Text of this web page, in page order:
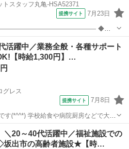
トスタッフ丸亀-HSA52371
提携サイト 7月23日
高齢者施設内で調
理スタッフとしての お仕事です♪ *時間によって、朝・...
駅 キッチン
活躍中／業務全般・各種サポート
【時給1,300円】…
グレス
提携サイト 7月8日
(*^^*) 学校給食や病院厨房などで大量
程度となっています。 ── 食事提
＼20～40代活躍中／福祉施設での
坂出市の高齢者施設★【時…